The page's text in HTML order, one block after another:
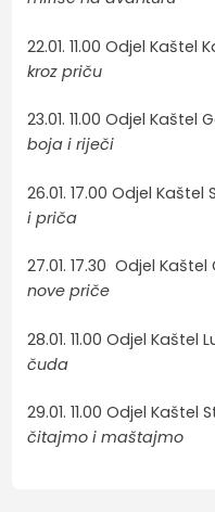
22.01. 11.00 Odjel
kroz priču
23.01. 11.00 Odjel
boja i riječi
26.01. 17.00 Odjel Kaštel
i priča
27.01. 17.30 Odjel
nove priče
28.01. 11.00 Odjel Kaštel
čuda
29.01. 11.00 Odjel Kaštel
čitajmo i maštajmo